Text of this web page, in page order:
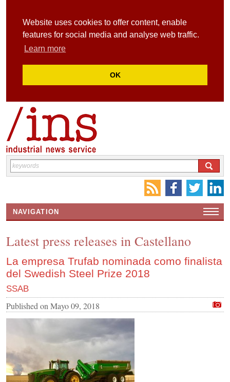
Website uses cookies to offer content, enable
features for social media and analyse web traffic.
Learn more
OK
NAVIGATION
CONTACT US
INS MAIN WEBSITE
ABOUT US
Latest press releases in Castellano
La empresa Trufab nominada como finalista
del Swedish Steel Prize 2018
SSAB
Published on Mayo 09, 2018